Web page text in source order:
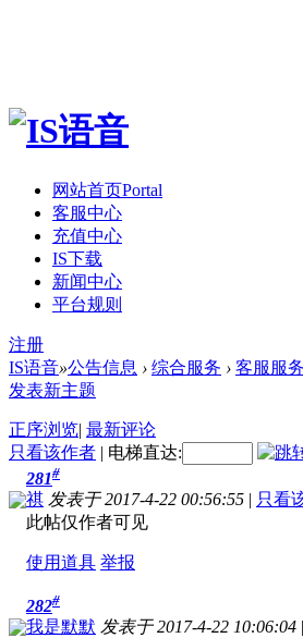
网站首页Portal
客服中心
充值中心
IS下载
新闻中心
平台规则
注册
IS语音»公告信息 › 综合服务 › 客服服务
发表新主题
正序浏览| 最新评论
只看该作者 | 电梯直达:
281#
祺 发表于 2017-4-22 00:56:55 | 只看
此帖仅作者可见
使用道具 举报
282#
我是默默 发表于 2017-4-22 10:06:04 |